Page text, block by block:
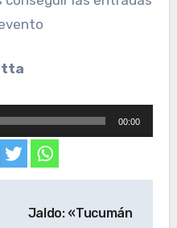
00:00
Jaldo: «Tucumán